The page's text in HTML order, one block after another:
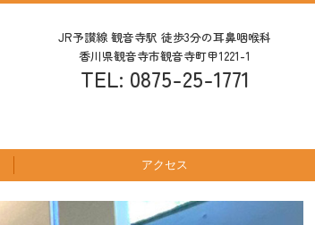
JR予讃線 観音寺駅 徒歩3分の耳鼻咽喉科
香川県観音寺市観音寺町甲1221-1
TEL: 0875-25-1771
アクセス